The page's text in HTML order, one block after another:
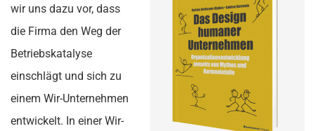
wir uns dazu vor, dass
die Firma den Weg der
Betriebskatalyse
einschlägt und sich zu
einem Wir-Unternehmen
entwickelt. In einer Wir-